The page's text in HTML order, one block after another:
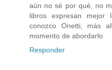
aún no sé por qué, no
libros expresan
conozco Onetti, más
momento de abordarlo
Responder